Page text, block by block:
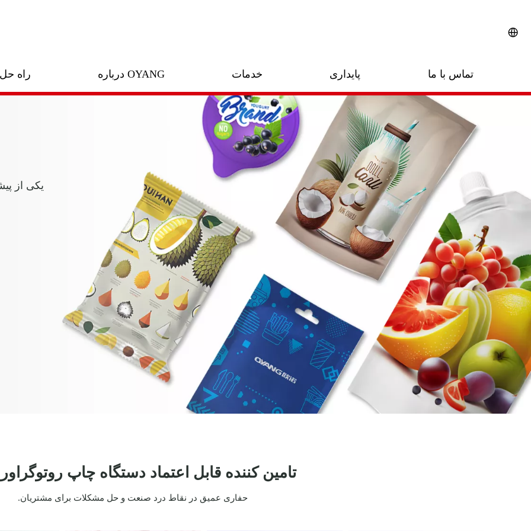
راه درباره OYANG خدمات پایداری تماس با ما
یکی از
تامین کننده قابل اعتماد دستگاه چاپ
حفاری عمیق در نقاط درد صنعت و حل مشکلات برای مشتریان.